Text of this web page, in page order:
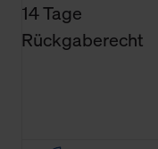
14 Tage
Rückgaberecht